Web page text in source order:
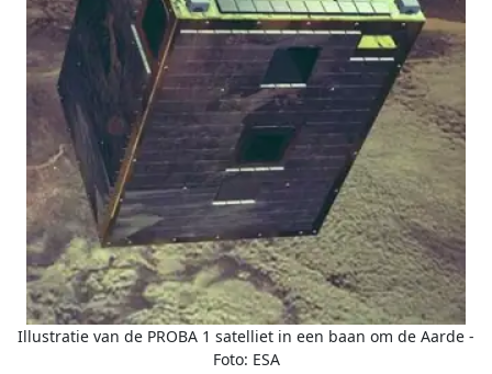
Illustratie van de PROBA 1 satelliet in een baan om de Aarde -
Foto: ESA